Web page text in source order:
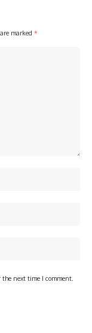
marked *
next time I comment.